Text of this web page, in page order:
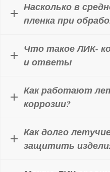
Насколько в
пленка при
Что такое ЛИК-
и ответы
Как работают
коррозии?
Как долго
защитить